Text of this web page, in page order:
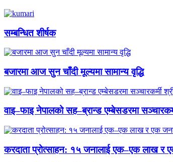
सम्बन्धित शीर्षक
बजारमा आज सुन चाँदी मूल्यमा सामान्य वृद्धि
वाइ–फाइ नेपालको सह–ब्रान्ड एम्बेसडरमा
करदाता प्रोत्साहन: १५ जनालाई एक–एक लाख र